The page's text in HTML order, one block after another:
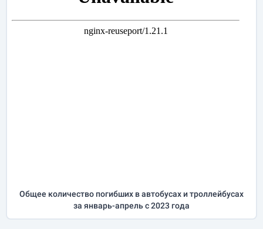
Общее количество погибших в автобусах и троллейбусах
за январь-апрельс 2023 года